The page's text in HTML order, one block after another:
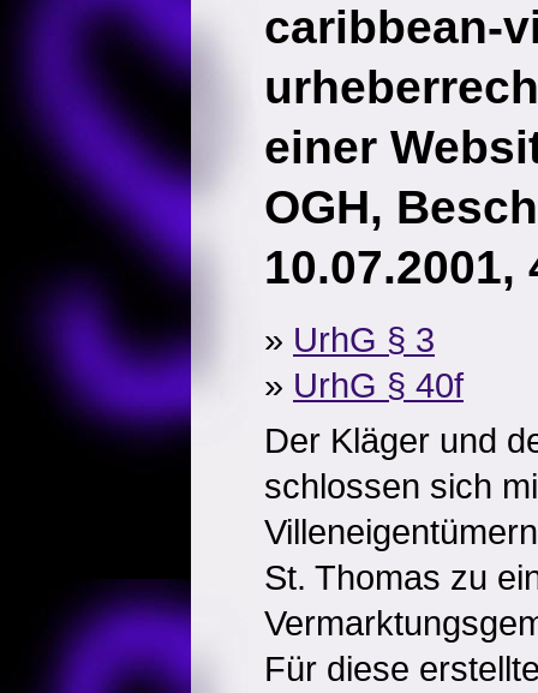
caribbean-
einer
OGH,
10.07.2001,
» UrhG § 3
» UrhG § 40f
Der Kläger und
schlossen sich
St. Thomas zu
Für diese